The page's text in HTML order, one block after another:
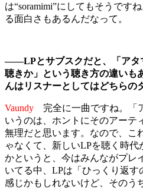
は“soramimi”にしてもそうです
る面白さもあるんだなって。
――LPとサブスクだと、「アタ
聴きか」という聴き方の違いも
んはリスナーとしてはどちらの
Vaundy 完全に一曲ですね。「
いうのは、ホントにそのアーテ
無理だと思います。なので、こ
ゃなくて、新しいLPを聴く時
かというと、今はみんながプレ
いてる中、LPは「ひっくり返
感じかもしれないけど、そのう